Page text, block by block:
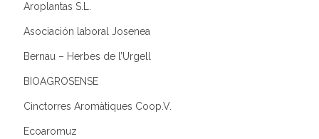
Aroplantas S.L.
Asociación laboral Josenea
Bernau – Herbes de l’Urgell
BIOAGROSENSE
Cinctorres Aromàtiques Coop.V.
Ecoaromuz